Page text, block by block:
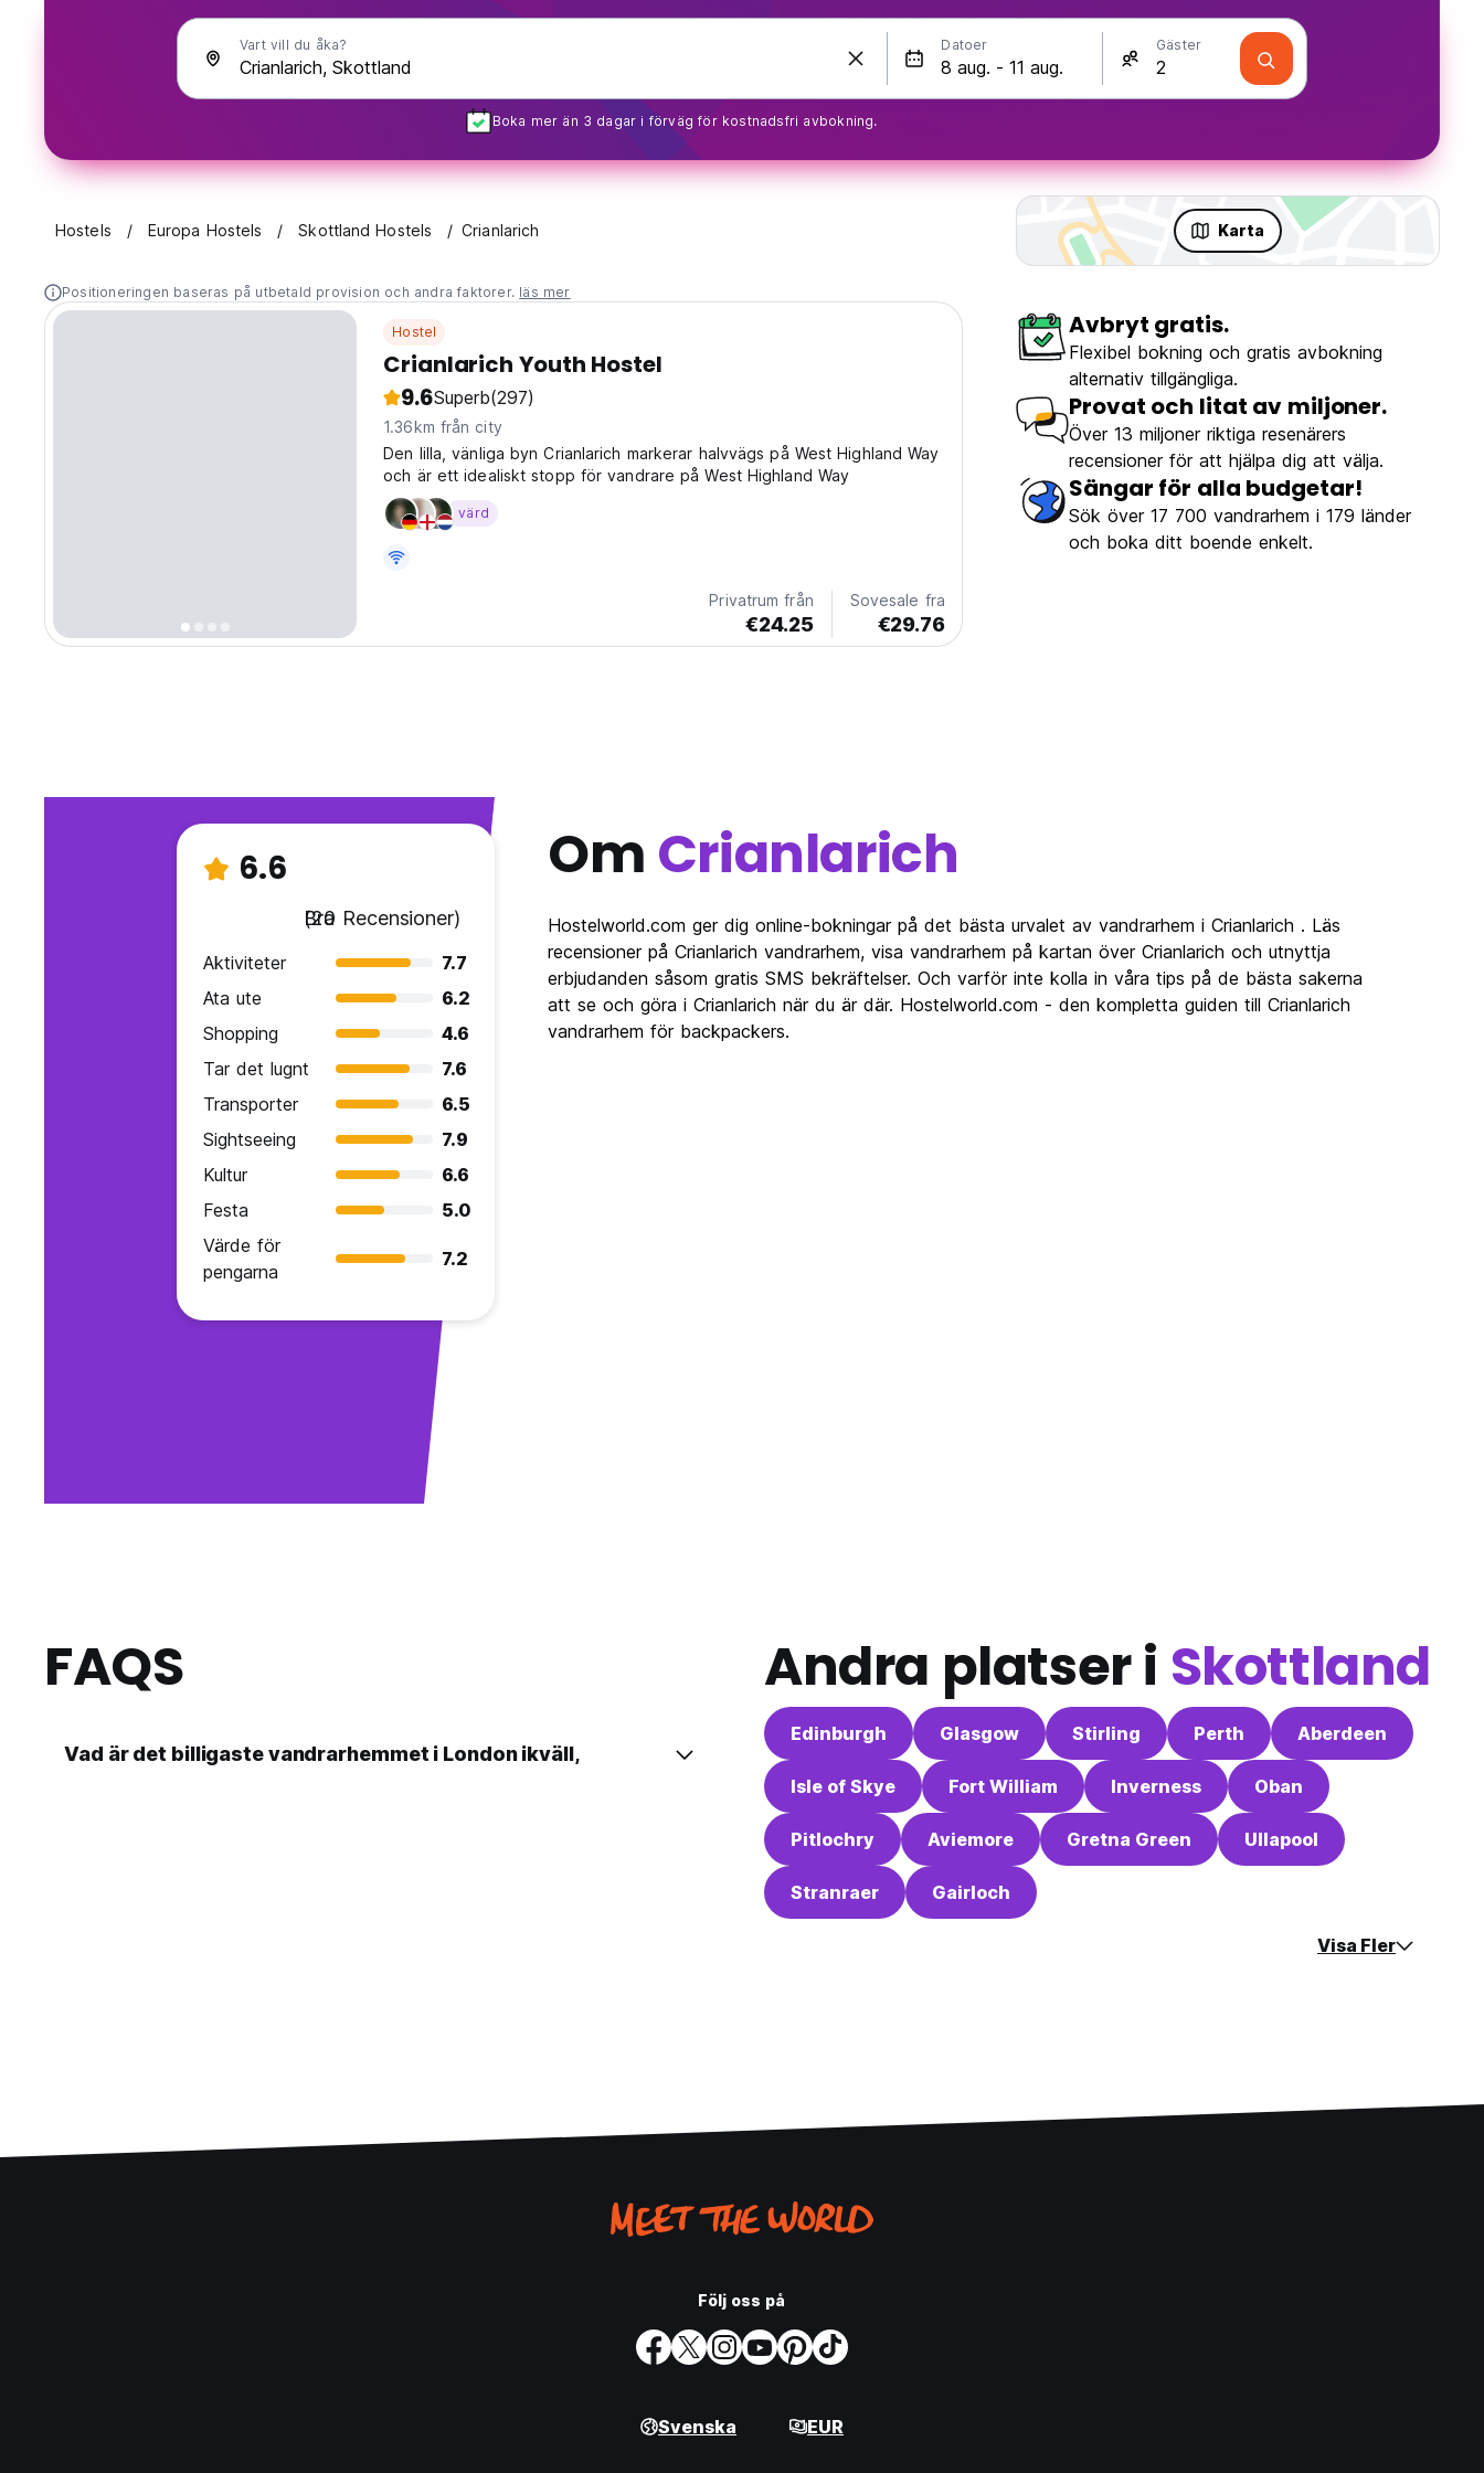
Vart vill du åka? Datoer Gäster
Boka mer än 3 dagar i förväg för kostnadsfri avbokning.
Hostels Europa Hostels Skottland Hostels Crianlarich Karta
Positioneringen baseras på utbetald provision och andra faktorer. läs mer
Hostel
Crianlarich Youth Hostel
9.6Superb(297)
1.36km från city
Den lilla, vänliga byn Crianlarich markerar halvvägs på West Highland Way
och är ett idealiskt stopp för vandrare på West Highland Way
värd
Privatrum från
€24.25
Sovesale fra
€29.76
Avbryt gratis.
Flexibel bokning och gratis avbokning
alternativ tillgängliga.
Provat och litat av miljoner.
Över 13 miljoner riktiga resenärers
recensioner för att hjälpa dig att välja.
Sängar för alla budgetar!
Sök över 17 700 vandrarhem i 179 länder
och boka ditt boende enkelt.
6.6
Bra
(20 Recensioner)
Aktiviteter
7.7
Ata ute
6.2
Shopping
4.6
Tar det lugnt
7.6
Transporter
6.5
Sightseeing
7.9
Kultur
6.6
Festa
5.0
Värde för
pengarna
7.2
Om Crianlarich
Hostelworld.com ger dig online-bokningar på det bästa urvalet av vandrarhem i Crianlarich . Läs
recensioner på Crianlarich vandrarhem, visa vandrarhem på kartan över Crianlarich och utnyttja
erbjudanden såsom gratis SMS bekräftelser. Och varför inte kolla in våra tips på de bästa sakerna
att se och göra i Crianlarich när du är där. Hostelworld.com - den kompletta guiden till Crianlarich
vandrarhem för backpackers.
FAQS
Vad är det billigaste vandrarhemmet i London ikväll,
Andra platser i Skottland
Edinburgh Glasgow Stirling Perth Aberdeen
Isle of Skye Fort William Inverness Oban
Pitlochry Aviemore Gretna Green Ullapool
Stranraer Gairloch
Visa Fler
Följ oss på
Svenska EUR